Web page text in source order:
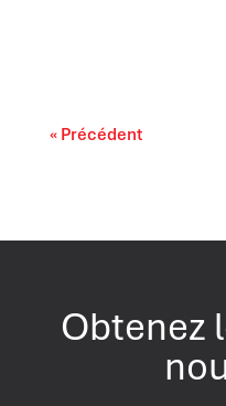
« Précédent
Obtenez